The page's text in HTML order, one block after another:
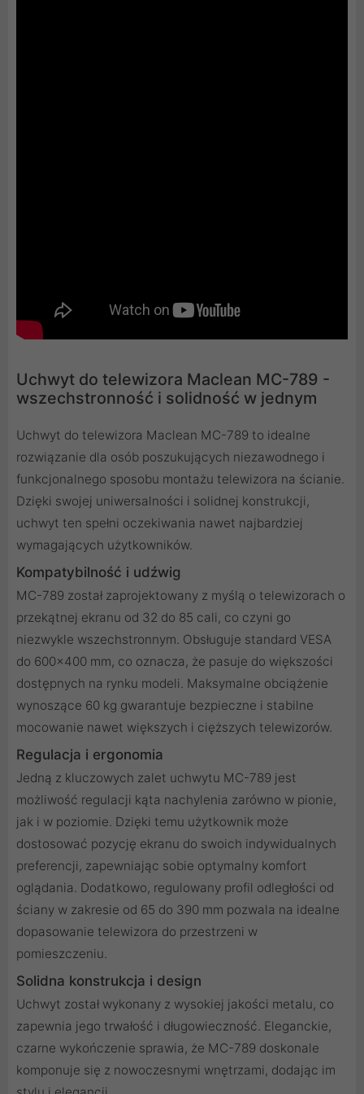
Uchwyt do telewizora Maclean MC-789 -
wszechstronność i solidność w jednym
Uchwyt do telewizora Maclean MC-789 to idealne
rozwiązanie dla osób poszukujących niezawodnego i
funkcjonalnego sposobu montażu telewizora na ścianie.
Dzięki swojej uniwersalności i solidnej konstrukcji,
uchwyt ten spełni oczekiwania nawet najbardziej
wymagających użytkowników.
Kompatybilność i udźwig
MC-789 został zaprojektowany z myślą o telewizorach o
przekątnej ekranu od 32 do 85 cali, co czyni go
niezwykle wszechstronnym. Obsługuje standard VESA
do 600x400 mm, co oznacza, że pasuje do większości
dostępnych na rynku modeli. Maksymalne obciążenie
wynoszące 60 kg gwarantuje bezpieczne i stabilne
mocowanie nawet większych i cięższych telewizorów.
Regulacja i ergonomia
Jedną z kluczowych zalet uchwytu MC-789 jest
możliwość regulacji kąta nachylenia zarówno w pionie,
jak i w poziomie. Dzięki temu użytkownik może
dostosować pozycję ekranu do swoich indywidualnych
preferencji, zapewniając sobie optymalny komfort
oglądania. Dodatkowo, regulowany profil odległości od
ściany w zakresie od 65 do 390 mm pozwala na idealne
dopasowanie telewizora do przestrzeni w
pomieszczeniu.
Solidna konstrukcja i design
Uchwyt został wykonany z wysokiej jakości metalu, co
zapewnia jego trwałość i długowieczność. Eleganckie,
czarne wykończenie sprawia, że MC-789 doskonale
komponuje się z nowoczesnymi wnętrzami, dodając im